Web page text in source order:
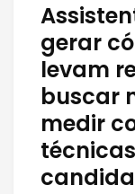
gerar
levam
buscar
medir